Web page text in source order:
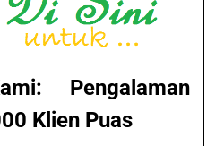
Pengalaman
Klien Puas